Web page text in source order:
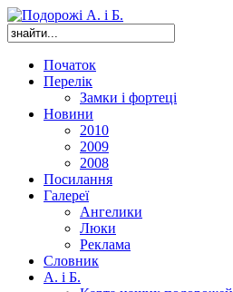
Початок
Перелік
Замки і фортеці
Новини
2010
2009
2008
Посилання
Галереї
Ангелики
Люки
Реклама
Словник
А. і Б.